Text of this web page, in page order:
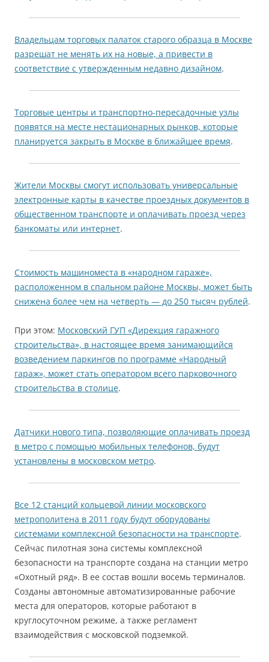
Владельцам торговых палаток старого образца в Москве
разрешат не менять их на новые, а привести в
соответствие с утвержденным недавно дизайном.
Торговые центры и транспортно-пересадочные узлы
появятся на месте нестационарных рынков, которые
планируется закрыть в Москве в ближайшее время.
Жители Москвы смогут использовать универсальные
электронные карты в качестве проездных документов в
общественном транспорте и оплачивать проезд через
банкоматы или интернет.
Стоимость машиноместа в «народном гараже»,
расположенном в спальном районе Москвы, может быть
снижена более чем на четверть — до 250 тысяч рублей.
При этом: Московский ГУП «Дирекция гаражного
строительства», в настоящее время занимающийся
возведением паркингов по программе «Народный
гараж», может стать оператором всего парковочного
строительства в столице.
Датчики нового типа, позволяющие оплачивать проезд
в метро с помощью мобильных телефонов, будут
установлены в московском метро.
Все 12 станций кольцевой линии московского
метрополитена в 2011 году будут оборудованы
системами комплексной безопасности на транспорте.
Сейчас пилотная зона системы комплексной
безопасности на транспорте создана на станции метро
«Охотный ряд». В ее состав вошли восемь терминалов.
Созданы автономные автоматизированные рабочие
места для операторов, которые работают в
круглосуточном режиме, а также регламент
взаимодействия с московской подземкой.